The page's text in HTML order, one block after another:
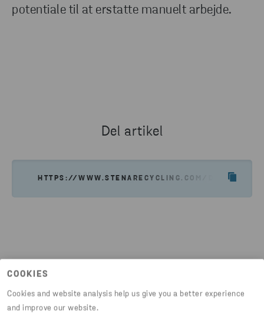
COOKIES
Cookies and website analysis help us give you a better experience
and improve our website.
potentiale til at erstatte manuelt arbejde.
Del artikel
HTTPS://WWW.STENARECYCLING.COM/DA/
Måske er du også interesseret i